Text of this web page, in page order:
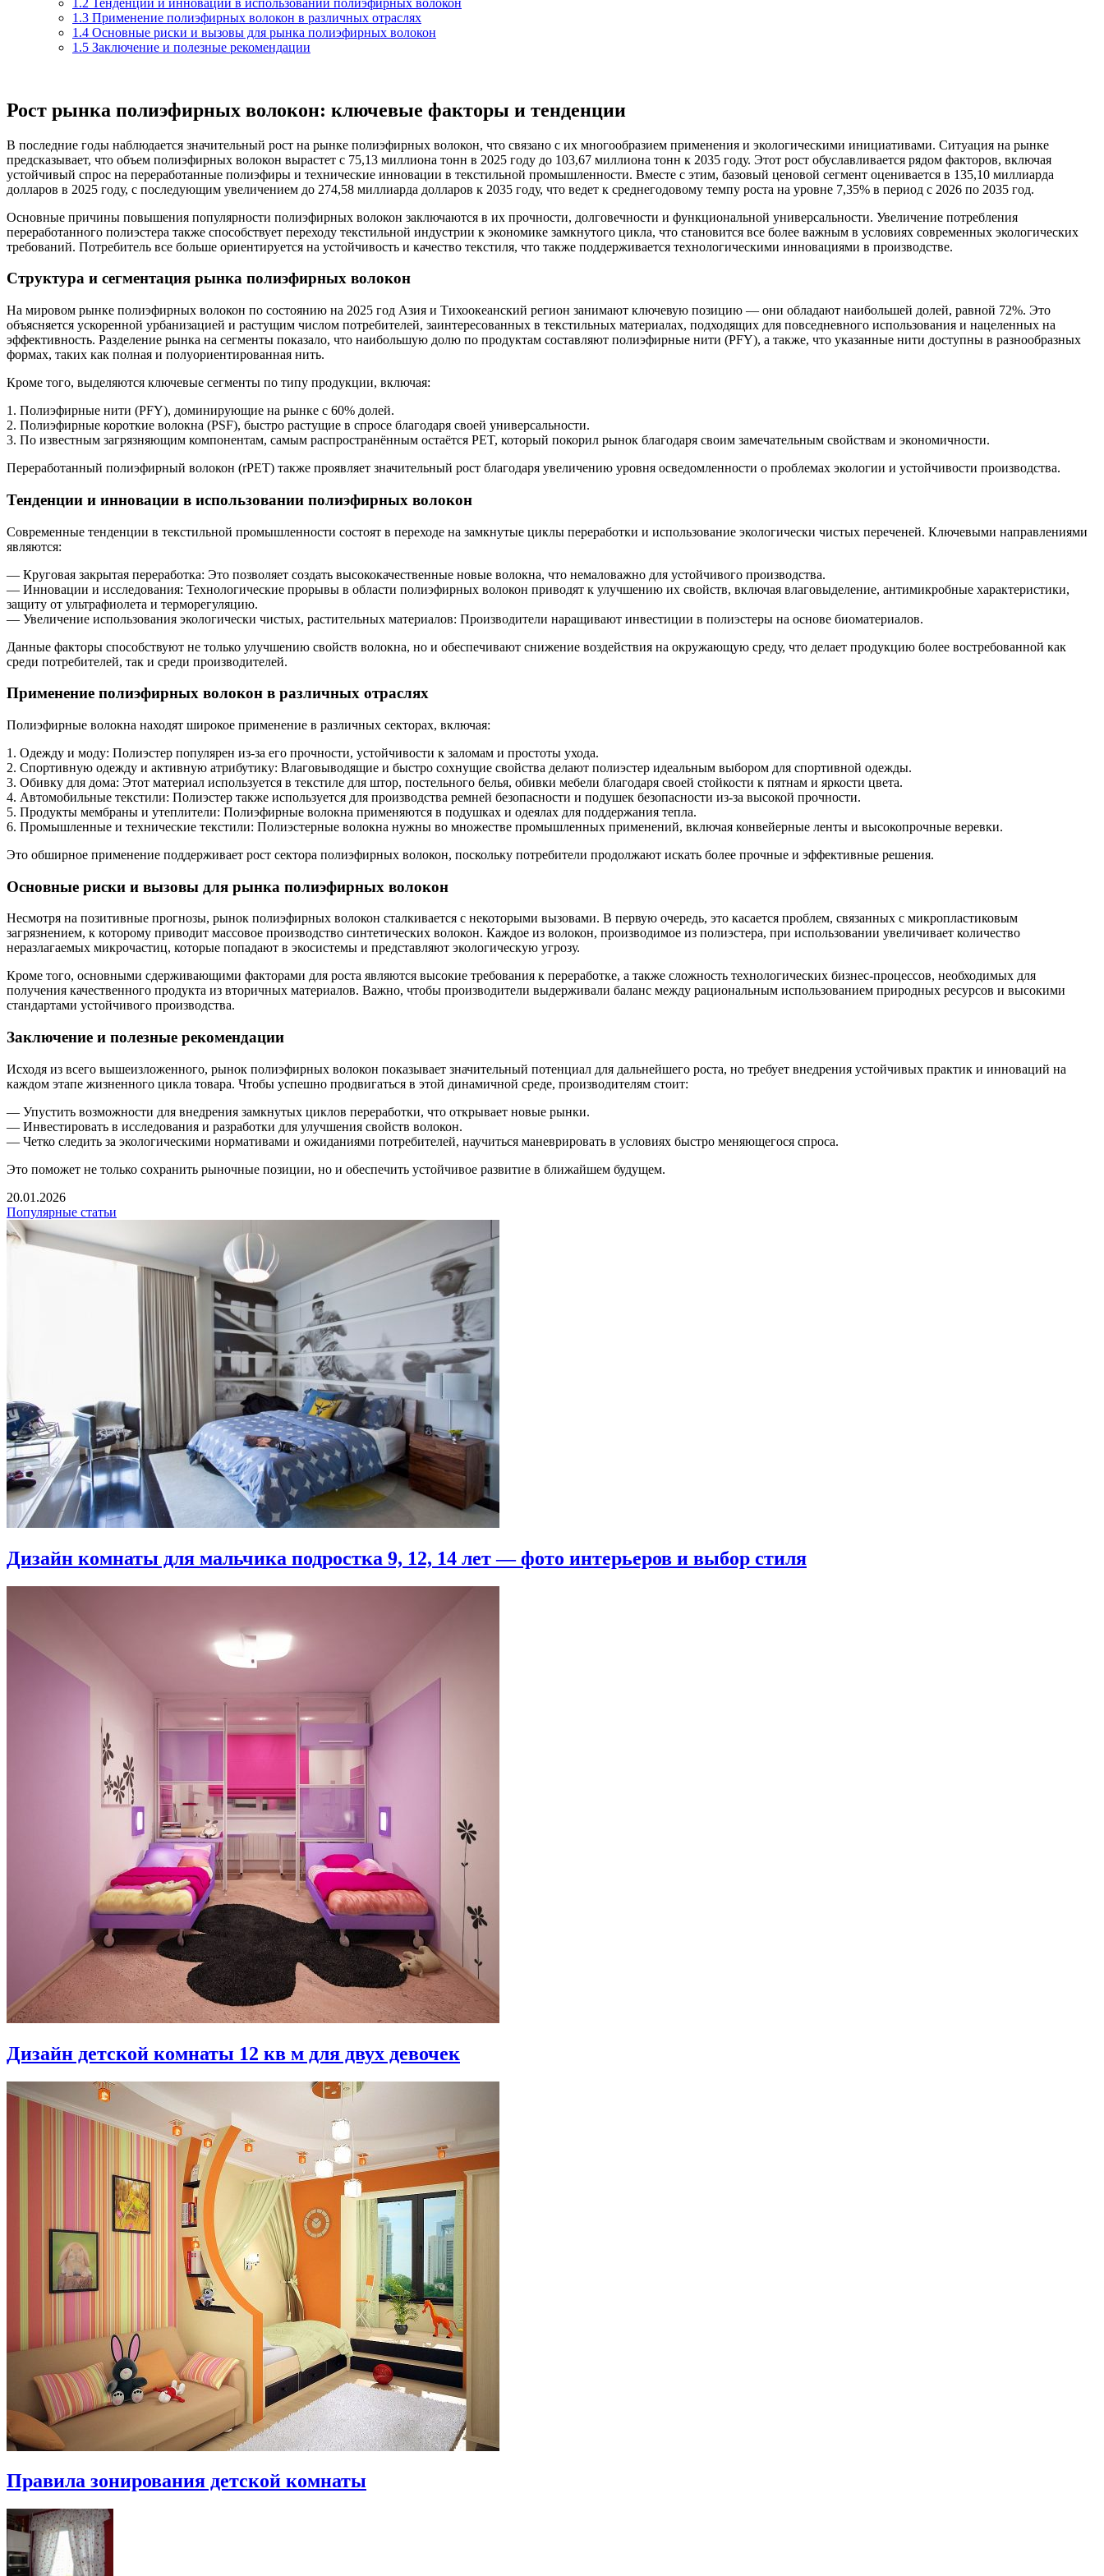
1.3 Применение полиэфирных волокон в различных отраслях
1.4 Основные риски и вызовы для рынка полиэфирных волокон
1.5 Заключение и полезные рекомендации
Рост рынка полиэфирных волокон: ключевые факторы и тенденции
В последние годы наблюдается значительный рост на рынке полиэфирных волокон, что связано с их многообразием применения и экологическими инициативами. Ситуация на рынке
предсказывает, что объем полиэфирных волокон вырастет с 75,13 миллиона тонн в 2025 году до 103,67 миллиона тонн к 2035 году. Этот рост обуславливается рядом факторов, включая
устойчивый спрос на переработанные полиэфиры и технические инновации в текстильной промышленности. Вместе с этим, базовый ценовой сегмент оценивается в 135,10 миллиарда
долларов в 2025 году, с последующим увеличением до 274,58 миллиарда долларов к 2035 году, что ведет к среднегодовому темпу роста на уровне 7,35% в период с 2026 по 2035 год.
Основные причины повышения популярности полиэфирных волокон заключаются в их прочности, долговечности и функциональной универсальности. Увеличение потребления
переработанного полиэстера также способствует переходу текстильной индустрии к экономике замкнутого цикла, что становится все более важным в условиях современных экологических
требований. Потребитель все больше ориентируется на устойчивость и качество текстиля, что также поддерживается технологическими инновациями в производстве.
Структура и сегментация рынка полиэфирных волокон
На мировом рынке полиэфирных волокон по состоянию на 2025 год Азия и Тихоокеанский регион занимают ключевую позицию — они обладают наибольшей долей, равной 72%. Это
объясняется ускоренной урбанизацией и растущим числом потребителей, заинтересованных в текстильных материалах, подходящих для повседневного использования и нацеленных на
эффективность. Разделение рынка на сегменты показало, что наибольшую долю по продуктам составляют полиэфирные нити (PFY), а также, что указанные нити доступны в разнообразных
формах, таких как полная и полуориентированная нить.
Кроме того, выделяются ключевые сегменты по типу продукции, включая:
1. Полиэфирные нити (PFY), доминирующие на рынке с 60% долей.
2. Полиэфирные короткие волокна (PSF), быстро растущие в спросе благодаря своей универсальности.
3. По известным загрязняющим компонентам, самым распространённым остаётся PET, который покорил рынок благодаря своим замечательным свойствам и экономичности.
Переработанный полиэфирный волокон (rPET) также проявляет значительный рост благодаря увеличению уровня осведомленности о проблемах экологии и устойчивости производства.
Тенденции и инновации в использовании полиэфирных волокон
Современные тенденции в текстильной промышленности состоят в переходе на замкнутые циклы переработки и использование экологически чистых переченей. Ключевыми направлениями
являются:
— Круговая закрытая переработка: Это позволяет создать высококачественные новые волокна, что немаловажно для устойчивого производства.
— Инновации и исследования: Технологические прорывы в области полиэфирных волокон приводят к улучшению их свойств, включая влаговыделение, антимикробные характеристики,
защиту от ультрафиолета и терморегуляцию.
— Увеличение использования экологически чистых, растительных материалов: Производители наращивают инвестиции в полиэстеры на основе биоматериалов.
Данные факторы способствуют не только улучшению свойств волокна, но и обеспечивают снижение воздействия на окружающую среду, что делает продукцию более востребованной как
среди потребителей, так и среди производителей.
Применение полиэфирных волокон в различных отраслях
Полиэфирные волокна находят широкое применение в различных секторах, включая:
1. Одежду и моду: Полиэстер популярен из-за его прочности, устойчивости к заломам и простоты ухода.
2. Спортивную одежду и активную атрибутику: Влаговыводящие и быстро сохнущие свойства делают полиэстер идеальным выбором для спортивной одежды.
3. Обивку для дома: Этот материал используется в текстиле для штор, постельного белья, обивки мебели благодаря своей стойкости к пятнам и яркости цвета.
4. Автомобильные текстили: Полиэстер также используется для производства ремней безопасности и подушек безопасности из-за высокой прочности.
5. Продукты мембраны и утеплители: Полиэфирные волокна применяются в подушках и одеялах для поддержания тепла.
6. Промышленные и технические текстили: Полиэстерные волокна нужны во множестве промышленных применений, включая конвейерные ленты и высокопрочные веревки.
Это обширное применение поддерживает рост сектора полиэфирных волокон, поскольку потребители продолжают искать более прочные и эффективные решения.
Основные риски и вызовы для рынка полиэфирных волокон
Несмотря на позитивные прогнозы, рынок полиэфирных волокон сталкивается с некоторыми вызовами. В первую очередь, это касается проблем, связанных с микропластиковым
загрязнением, к которому приводит массовое производство синтетических волокон. Каждое из волокон, производимое из полиэстера, при использовании увеличивает количество
неразлагаемых микрочастиц, которые попадают в экосистемы и представляют экологическую угрозу.
Кроме того, основными сдерживающими факторами для роста являются высокие требования к переработке, а также сложность технологических бизнес-процессов, необходимых для
получения качественного продукта из вторичных материалов. Важно, чтобы производители выдерживали баланс между рациональным использованием природных ресурсов и высокими
стандартами устойчивого производства.
Заключение и полезные рекомендации
Исходя из всего вышеизложенного, рынок полиэфирных волокон показывает значительный потенциал для дальнейшего роста, но требует внедрения устойчивых практик и инноваций на
каждом этапе жизненного цикла товара. Чтобы успешно продвигаться в этой динамичной среде, производителям стоит:
— Упустить возможности для внедрения замкнутых циклов переработки, что открывает новые рынки.
— Инвестировать в исследования и разработки для улучшения свойств волокон.
— Четко следить за экологическими нормативами и ожиданиями потребителей, научиться маневрировать в условиях быстро меняющегося спроса.
Это поможет не только сохранить рыночные позиции, но и обеспечить устойчивое развитие в ближайшем будущем.
20.01.2026
Популярные статьи
Дизайн комнаты для мальчика подростка 9, 12, 14 лет — фото интерьеров и выбор стиля
Дизайн детской комнаты 12 кв м для двух девочек
Правила зонирования детской комнаты